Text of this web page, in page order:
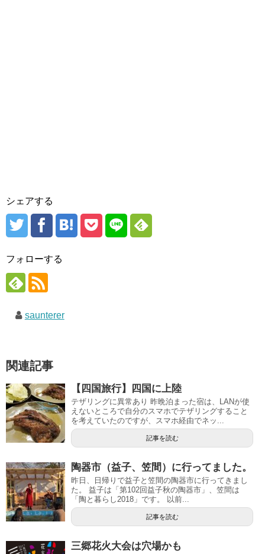
シェアする
フォローする
saunterer
関連記事
【四国旅行】四国に上陸
テザリングに異常あり 昨晩泊まった宿は、LANが使
えないところで自分のスマホでテザリングすること
を考えていたのですが、スマホ経由でネッ...
記事を読む
陶器市（益子、笠間）に行ってました。
昨日、日帰りで益子と笠間の陶器市に行ってきまし
た。 益子は「第102回益子秋の陶器市」、笠間は
「陶と暮らし2018」です。 以前...
記事を読む
三郷花火大会は穴場かも